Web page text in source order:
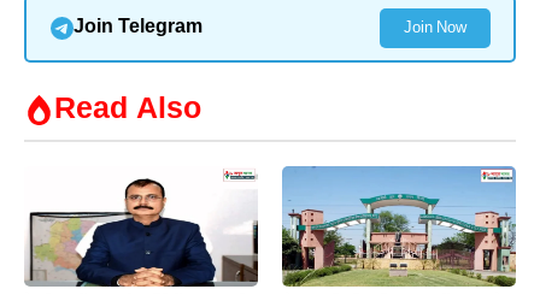
Join Telegram Join Now
Read Also